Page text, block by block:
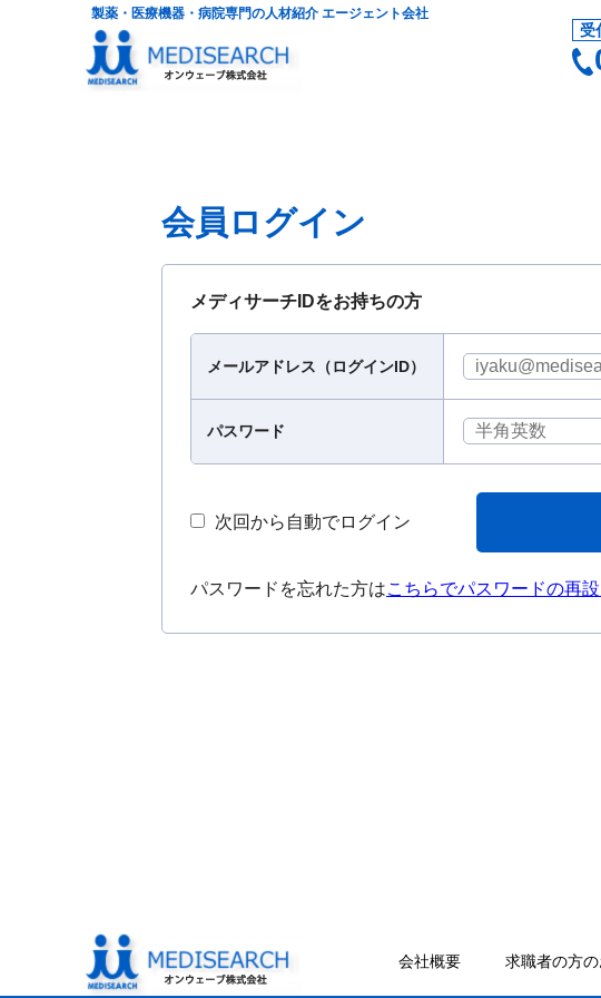
製薬・医療機器・病院専門の人材紹介 エージェント会社
受
会員ログイン
メディサーチIDをお持ちの方
メールアドレス（ログインID）
パスワード
次回から自動でログイン
パスワードを忘れた方はこちらでパスワードの再
会社概要 求職者の方